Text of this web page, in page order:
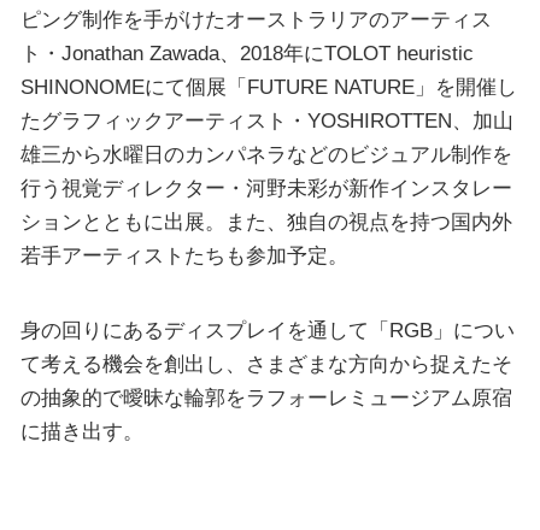
ピング制作を手がけたオーストラリアのアーティス
ト・Jonathan Zawada、2018年にTOLOT heuristic
SHINONOMEにて個展「FUTURE NATURE」を開催し
たグラフィックアーティスト・YOSHIROTTEN、加山
雄三から水曜日のカンパネラなどのビジュアル制作を
行う視覚ディレクター・河野未彩が新作インスタレー
ションとともに出展。また、独自の視点を持つ国内外
若手アーティストたちも参加予定。
身の回りにあるディスプレイを通して「RGB」につい
て考える機会を創出し、さまざまな方向から捉えたそ
の抽象的で曖昧な輪郭をラフォーレミュージアム原宿
に描き出す。